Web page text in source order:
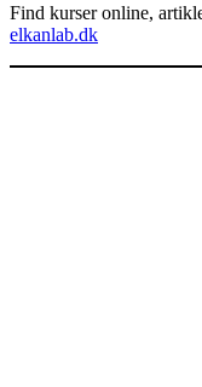
Find kurser online,
elkanlab.dk